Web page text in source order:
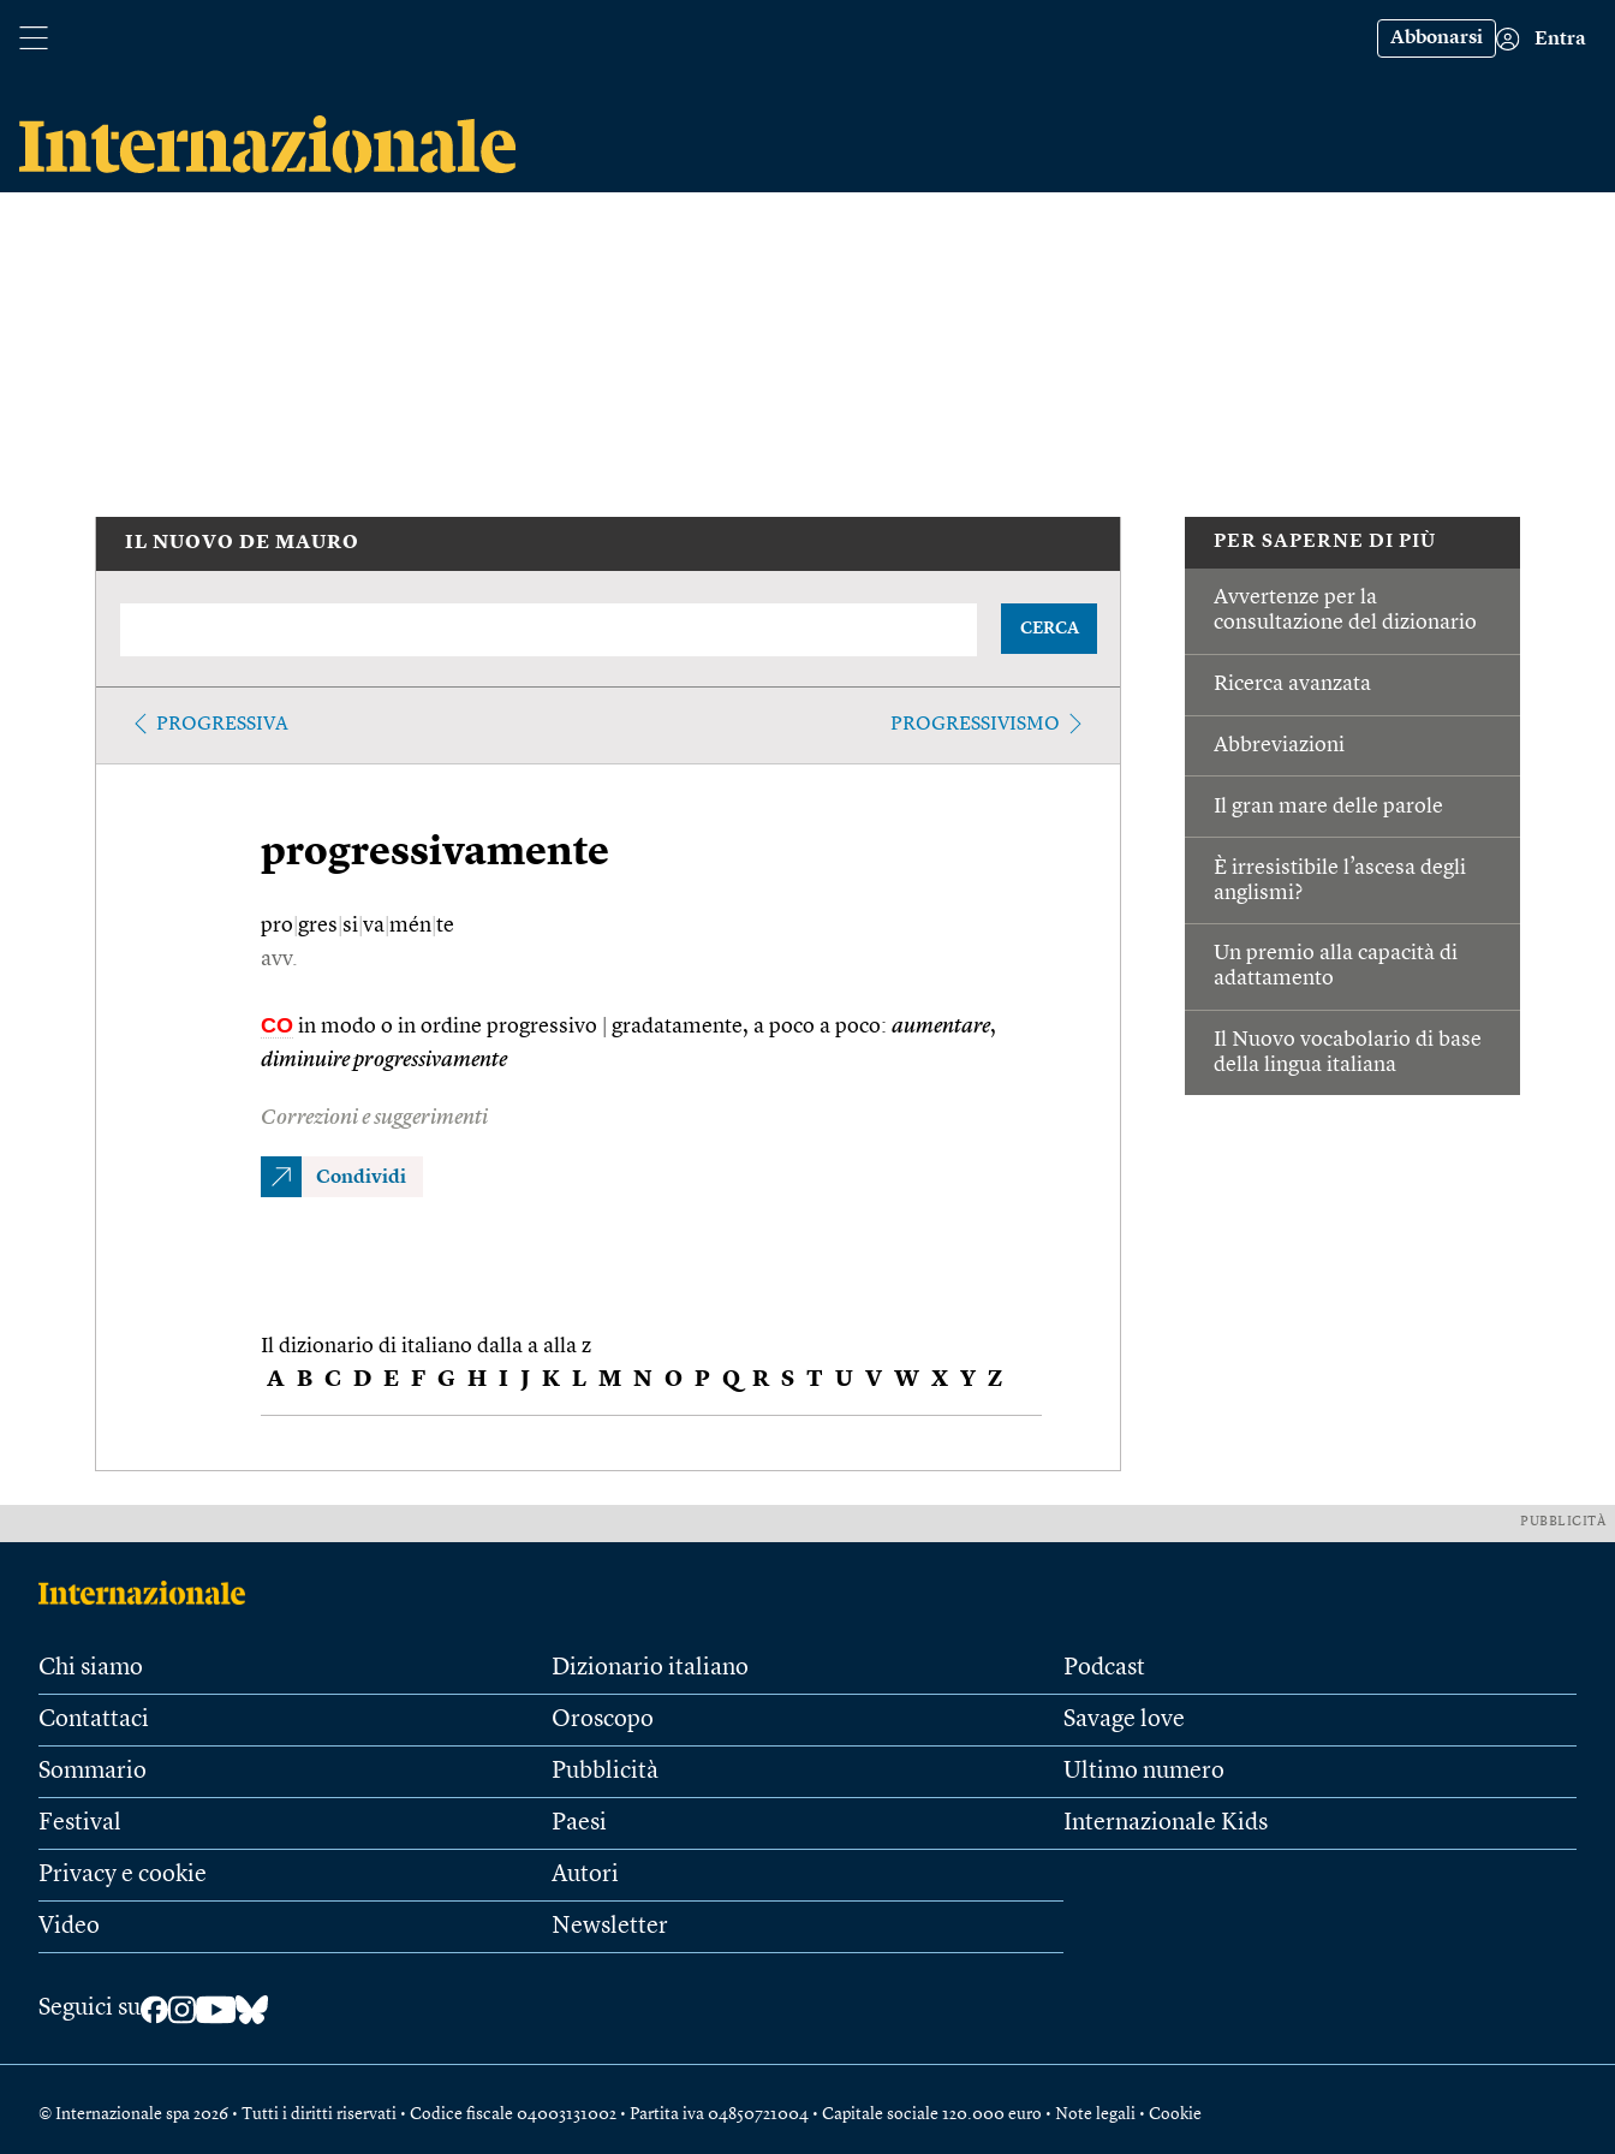
Abbonarsi Entra
PER SAPERNE DI PIÙ
Avvertenze per la
consultazione del dizionario
Ricerca avanzata
Abbreviazioni
Il gran mare delle parole
È irresistibile l’ascesa degli
anglismi?
Un premio alla capacità di
adattamento
Il Nuovo vocabolario di base
della lingua italiana
IL NUOVO DE MAURO
CERCA
PROGRESSIVA PROGRESSIVISMO
progressivamente
pro gres si va mén te
avv.
CO in modo o in ordine progressivo gradatamente, a poco a poco: aumentare,
diminuire progressivamente
Correzioni e suggerimenti
Condividi
Il dizionario di italiano dalla a alla z
A B C D E F G H I J K L M N O P Q R S T U V W X Y Z
PUBBLICITÀ
Chi siamo
Contattaci
Sommario
Festival
Privacy e cookie
Video
Dizionario italiano
Oroscopo
Pubblicità
Paesi
Autori
Newsletter
Podcast
Savage love
Ultimo numero
Internazionale Kids
Seguici su
© Internazionale spa 2026 • Tutti i diritti riservati • Codice fiscale 04003131002 • Partita iva 04850721004 • Capitale sociale 120.000 euro • Note legali • Cookie